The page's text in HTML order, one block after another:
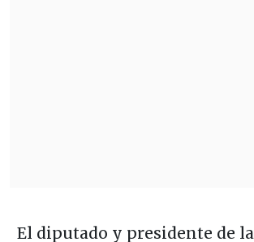
El diputado y presidente de la